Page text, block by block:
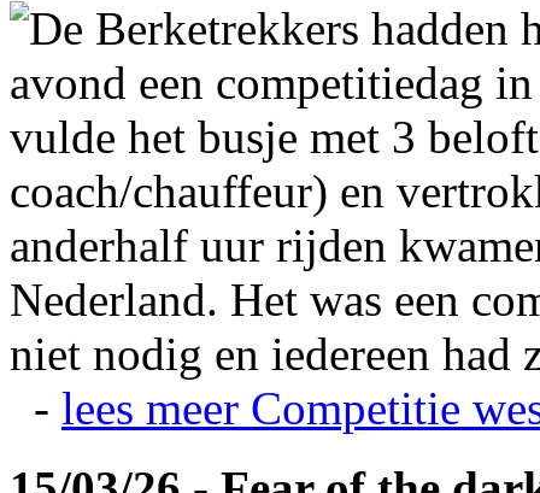
De Berketrekkers hadden
avond een competitiedag
vulde het busje met 3
coach/chauffeur) en
anderhalf uur rijden
Nederland. Het was een
niet nodig en iedereen
- lees meer Competitie